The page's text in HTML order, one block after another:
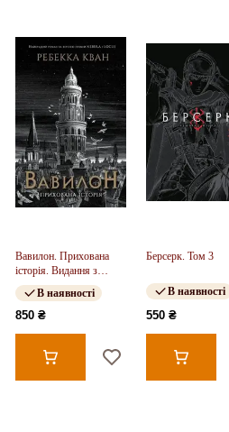
Вавилон. Прихована
історія. Видання з
ілюстрованим зрізом
(у)
В наявності
850 ₴
Берсерк. Том 3
В наявності
550 ₴